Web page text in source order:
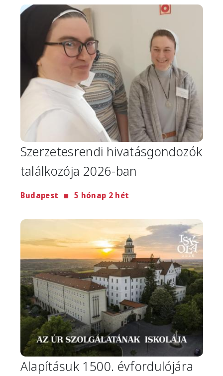
Image
Szerzetesrendi hivatásgondozók
találkozója 2026-ban
Budapest 5 hónap 2 hét
Image
Alapításuk 1500. évfordulójára